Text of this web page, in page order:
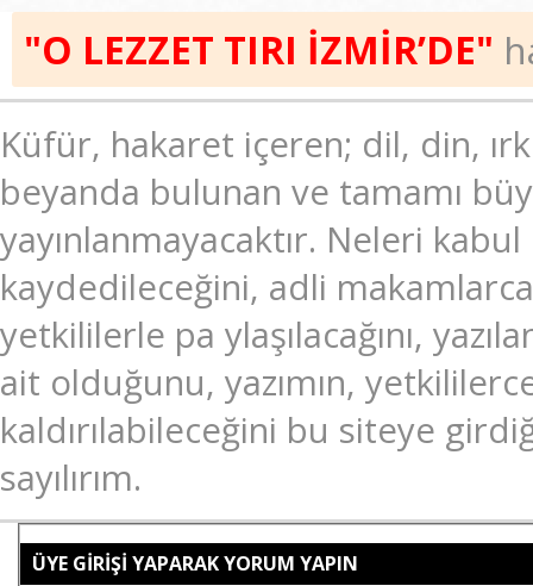
"O LEZZET TIRI İZMİR’DE"
Küfür, hakaret içeren; dil, din, ırk
beyanda bulunan ve tamamı
yayınlanmayacaktır. Neleri
kaydedileceğini, adli
yetkililerle pa ylaşılacağını,
ait olduğunu, yazımın,
kaldırılabileceğini bu siteye
sayılırım.
ÜYE GİRİŞİ YAPARAK YORUM YAPIN